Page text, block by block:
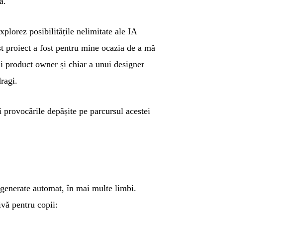
posibilitățile nelimitate ale IA
a fost pentru mine ocazia de a mă
owner și chiar a unui designer
depășite pe parcursul acestei
automat, în mai multe limbi.
pentru copii: